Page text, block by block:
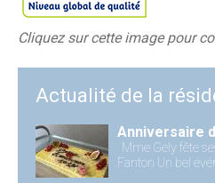
Cliquez sur cette image pour
Actualité de la
Anniversaire
Mme Gely fête
Fanton Un bel